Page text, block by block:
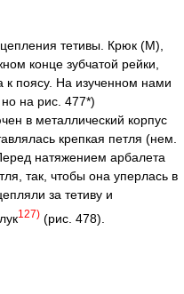
тетивы. Крюк (М),
конце зубчатой рейки,
к поясу. На изученном нами
на рис. 477*)
в металлический корпус
крепкая петля (нем.
натяжением арбалета
так, чтобы она уперлась в
за тетиву и
127) (рис. 478).